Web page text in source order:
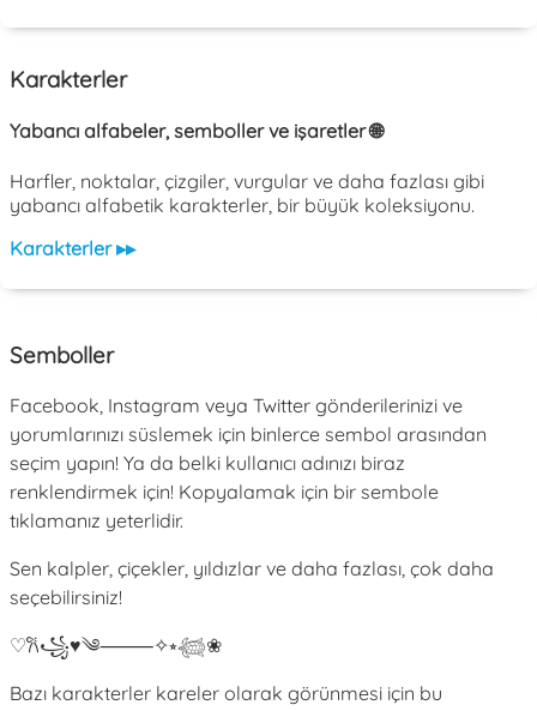
Karakterler
Yabancı alfabeler, semboller ve işaretler 🌐
Harfler, noktalar, çizgiler, vurgular ve daha fazlası gibi
yabancı alfabetik karakterler, bir büyük koleksiyonu.
Karakterler ▸▸
Semboller
Facebook, Instagram veya Twitter gönderilerinizi ve
yorumlarınızı süslemek için binlerce sembol arasından
seçim yapın! Ya da belki kullanıcı adınızı biraz
renklendirmek için! Kopyalamak için bir sembole
tıklamanız yeterlidir.
Sen kalpler, çiçekler, yıldızlar ve daha fazlası, çok daha
seçebilirsiniz!
♡𐙚꧁♥༄⸻✧⭒𓆉❀
Bazı karakterler kareler olarak görünmesi için bu